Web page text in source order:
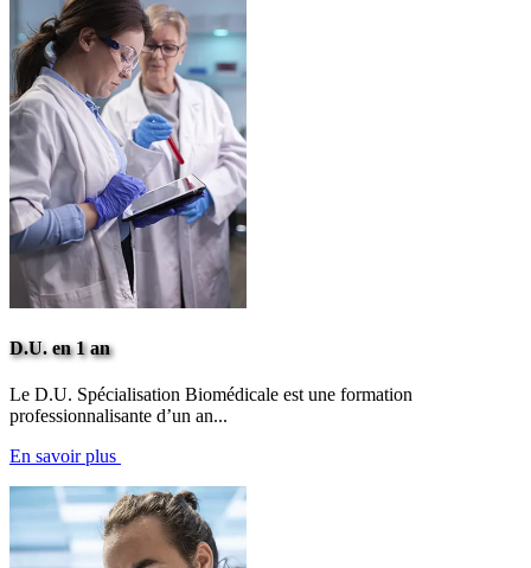
D.U. en 1 an
Le D.U. Spécialisation Biomédicale est une formation
professionnalisante d’un an...
En savoir plus